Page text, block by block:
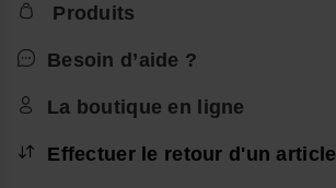
Produits
Besoin d’aide ?
La boutique en ligne
Effectuer le retour d'un article